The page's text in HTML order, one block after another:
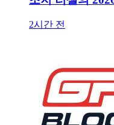
2시간 전